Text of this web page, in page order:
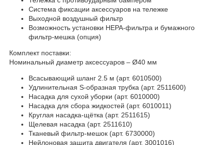
Система фиксации аксессуаров на тележке
Выходной воздушный фильтр
Возможность установки HEPA-фильтра и бумажного
фильтр-мешка (опция)
Комплект поставки:
Номинальный диаметр аксессуаров – Ø40 мм
Всасывающий шланг 2.5 м (арт. 6010500)
Удлинительная S-образная трубка (арт. 2511600)
Насадка для сухой уборки (арт. 6010000)
Насадка для сбора жидкостей (арт. 6010011)
Круглая насадка-щётка (арт. 2511615)
Щелевая насадка (арт. 2511610)
Тканевый фильтр-мешок (арт. 6730000)
Нейлоновая защита двигателя (арт. 3001016)